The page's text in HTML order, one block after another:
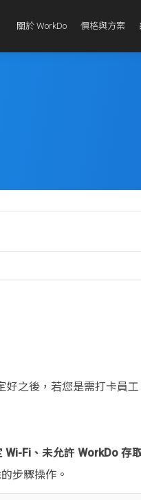
關於 WorkDo 價格與方案
之後，若您是需打卡員
Fi、未允許 WorkDo 存
步驟操作。